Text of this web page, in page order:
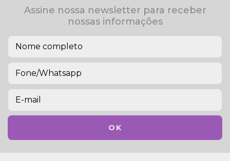
Assine nossa newsletter para receber
nossas informações